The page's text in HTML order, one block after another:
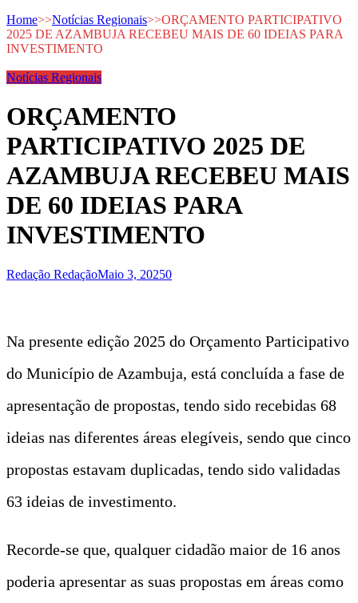
Home>>Notícias Regionais>>ORÇAMENTO PARTICIPATIVO
2025 DE AZAMBUJA RECEBEU MAIS DE 60 IDEIAS PARA
INVESTIMENTO
Notícias Regionais
ORÇAMENTO
PARTICIPATIVO 2025 DE
AZAMBUJA RECEBEU MAIS
DE 60 IDEIAS PARA
INVESTIMENTO
Redação RedaçãoMaio 3, 20250
Na presente edição 2025 do Orçamento Participativo
do Município de Azambuja, está concluída a fase de
apresentação de propostas, tendo sido recebidas 68
ideias nas diferentes áreas elegíveis, sendo que cinco
propostas estavam duplicadas, tendo sido validadas
63 ideias de investimento.
Recorde-se que, qualquer cidadão maior de 16 anos
poderia apresentar as suas propostas em áreas como